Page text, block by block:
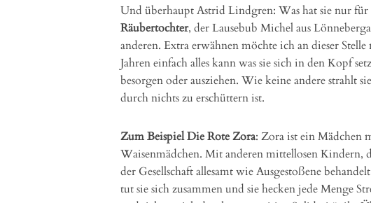
Und überhaupt Astrid Lindgren: Was hat sie nur für
Räubertochter, der Lausebub Michel aus
anderen. Extra erwähnen möchte ich an dieser
Jahren einfach alles kann was sie sich in den Kopf
besorgen oder ausziehen. Wie keine andere strahlt
durch nichts zu erschüttern ist.
Zum Beispiel Die Rote Zora: Zora ist ein Mädchen
Waisenmädchen. Mit anderen mittellosen Kindern,
der Gesellschaft allesamt wie Ausgestoßene
tut sie sich zusammen und sie hecken jede Menge